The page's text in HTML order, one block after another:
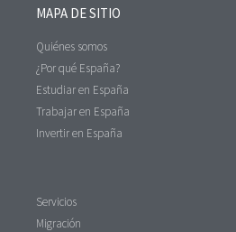
MAPA DE SITIO
Quiénes somos
¿Por qué España?
Estudiar en España
Trabajar en España
Invertir en España
Servicios
Migración